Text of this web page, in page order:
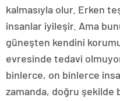
kalmasıyla olur. Erken
insanlar iyileşir. Ama
güneşten kendini
evresinde tedavi
binlerce, on binlerce
zamanda, doğru şekilde